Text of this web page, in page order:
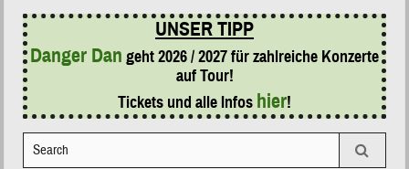
UNSER TIPP
Danger Dan geht 2026 / 2027 für zahlreiche Konzerte
auf Tour!
Tickets und alle Infos hier!